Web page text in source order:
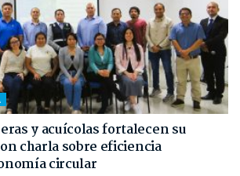
y acuícolas fortalecen su
charla sobre eficiencia
circular